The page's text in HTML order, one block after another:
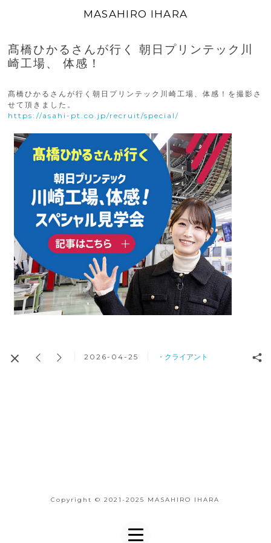
MASAHIRO IHARA
髙橋ひかるさんが行く 朝日プリンテック川
崎工場、 体感！
髙橋ひかるさんが行く朝日プリンテック川崎工場、体感！を撮影さ
せて頂きました。
https://asahi-pt.co.jp/recruit/special/
2026-04-25 ・クライアント
Copyright © 2021-2025 MASAHIRO IHARA